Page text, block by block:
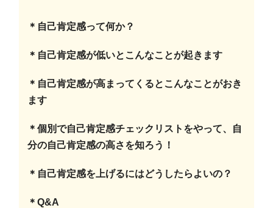
＊自己肯定感って何か？
＊自己肯定感が低いとこんなことが起きます
＊自己肯定感が高まってくるとこんなことがおき
ます
＊個別で自己肯定感チェックリストをやって、自
分の自己肯定感の高さを知ろう！
＊自己肯定感を上げるにはどうしたらよいの？
＊Q&A